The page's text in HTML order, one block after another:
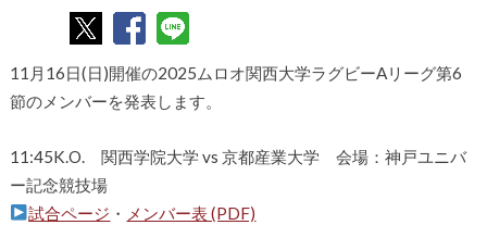
11月16日(日)開催の2025ムロオ関西大学ラグビーAリーグ第6
節のメンバーを発表します。
11:45K.O. 関西学院大学 vs 京都産業大学 会場：神戸ユニバ
ー記念競技場
試合ページ ・ メンバー表 (PDF)